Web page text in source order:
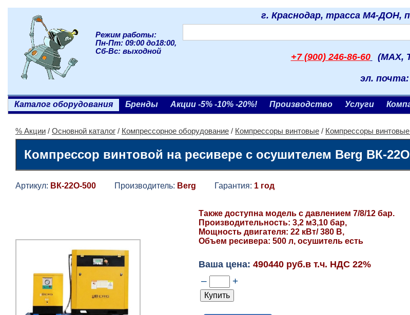
Режим работы:
Пн-Пт: 09:00 до18:00,
Сб-Вс: выходной
г. Краснодар, трасса М4-ДОН,
+7 (900) 246-86-60 (MAX,
эл. почта:
Каталог оборудования Бренды Акции -5% -10% -20%! Производство Услуги
% Акции / Основной каталог / Компрессорное оборудование / Компрессоры винтовые / Компрессоры
Компрессор винтовой на ресивере с осушителем Berg ВК-
Артикул: ВК-22О-500 Производитель: Berg Гарантия: 1 год
Также доступна модель с давлением 7/8/12 бар.
Производительность: 3,2 м3,10 бар,
Мощность двигателя: 22 кВт/ 380 В,
Объем ресивера: 500 л, осушитель есть
Ваша цена: 490440 руб.в т.ч. НДС 22%
– +